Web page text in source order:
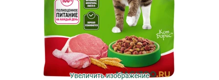
Увеличить изображение